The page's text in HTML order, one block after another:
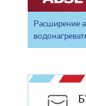
Расширение